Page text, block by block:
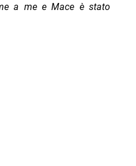
a me e Mace è stato